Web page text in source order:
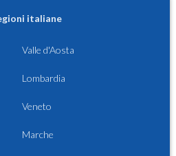
italiane
Valle d'Aosta
Lombardia
Veneto
Marche